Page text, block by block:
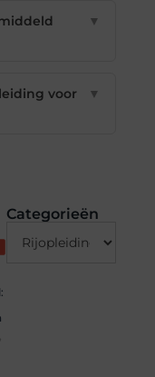
▼
voor
▼
Categorieën